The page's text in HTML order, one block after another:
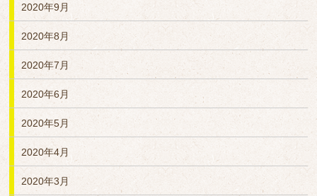
2020年9月
2020年8月
2020年7月
2020年6月
2020年5月
2020年4月
2020年3月